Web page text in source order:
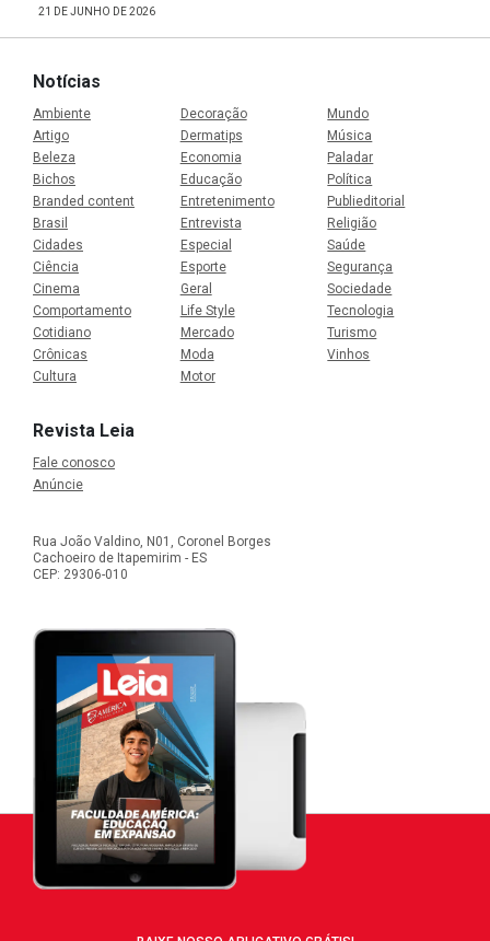
21 DE JUNHO DE 2026
Notícias
Ambiente
Artigo
Beleza
Bichos
Branded content
Brasil
Cidades
Ciência
Cinema
Comportamento
Cotidiano
Crônicas
Cultura
Decoração
Dermatips
Economia
Educação
Entretenimento
Entrevista
Especial
Esporte
Geral
Life Style
Mercado
Moda
Motor
Mundo
Música
Paladar
Política
Publieditorial
Religião
Saúde
Segurança
Sociedade
Tecnologia
Turismo
Vinhos
Revista Leia
Fale conosco
Anúncie
Rua João Valdino, N01, Coronel Borges
Cachoeiro de Itapemirim - ES
CEP: 29306-010